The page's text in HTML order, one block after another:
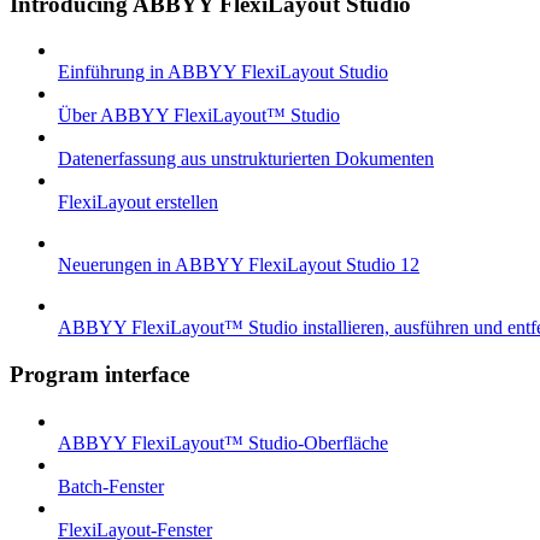
Einführung in ABBYY FlexiLayout Studio
Über ABBYY FlexiLayout™ Studio
Datenerfassung aus unstrukturierten Dokumenten
FlexiLayout erstellen
Neuerungen in ABBYY FlexiLayout Studio 12
ABBYY FlexiLayout™ Studio installieren, ausführen und
Program interface
ABBYY FlexiLayout™ Studio-Oberfläche
Batch-Fenster
FlexiLayout-Fenster